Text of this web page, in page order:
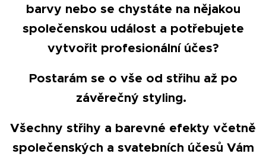
barvy nebo se chystáte na nějakou
společenskou událost a potřebujete
vytvořit profesionální účes?
Postarám se o vše od střihu až po
závěrečný styling.
Všechny střihy a barevné efekty včetně
společenských a svatebních účesů Vám